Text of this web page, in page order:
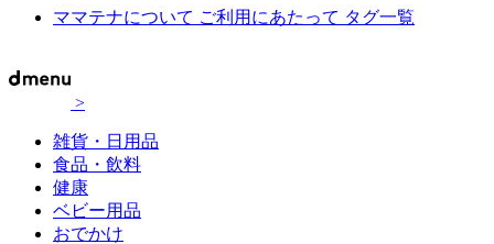
ママテナについて ご利用にあたって タグ一覧
>
雑貨・日用品
食品・飲料
健康
ベビー用品
おでかけ